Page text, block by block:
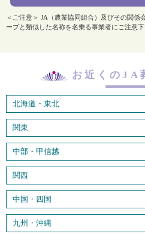
＜ご注意＞ JA（農業協同組合）及びその関係
ープと類似した名称を名乗る事業者にご注意下
お近くのJA
北海道・東北
関東
中部・甲信越
関西
中国・四国
九州・沖縄